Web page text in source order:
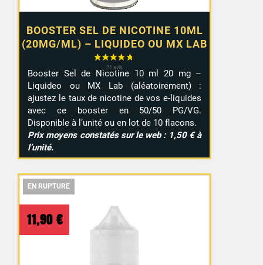
BOOSTER SEL DE NICOTINE 10ML
(20MG/ML) – LIQUIDEO OU MX LAB
Booster Sel de Nicotine 10 ml 20 mg –
Liquideo ou MX Lab (aléatoirement) :
ajustez le taux de nicotine de vos e-liquides
avec ce booster en 50/50 PG/VG.
Disponible à l’unité ou en lot de 10 flacons.
Prix moyens constatés sur le web : 1,50 € à
l’unité.
EN RUPTURE
EN RUPTURE
11,90 €
EN RUPTURE